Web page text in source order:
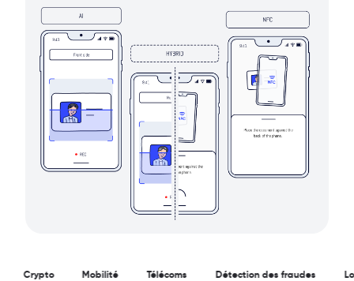
Crypto Mobilité Télécoms Détection des fraudes